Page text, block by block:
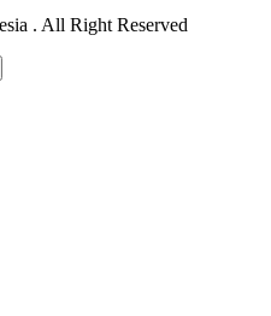
. All Right Reserved